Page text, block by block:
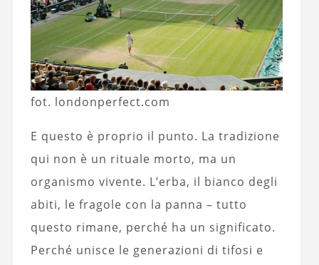
fot. londonperfect.com
E questo è proprio il punto. La tradizione
qui non è un rituale morto, ma un
organismo vivente. L’erba, il bianco degli
abiti, le fragole con la panna – tutto
questo rimane, perché ha un significato.
Perché unisce le generazioni di tifosi e